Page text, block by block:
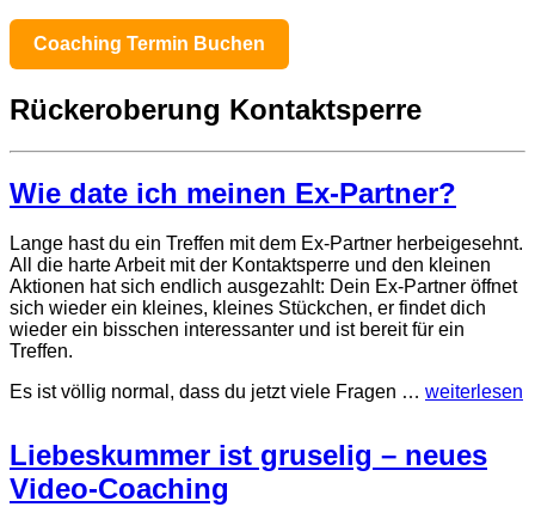
Coaching Termin Buchen
Rückeroberung Kontaktsperre
Wie date ich meinen Ex-Partner?
Lange hast du ein Treffen mit dem Ex-Partner herbeigesehnt.
All die harte Arbeit mit der Kontaktsperre und den kleinen
Aktionen hat sich endlich ausgezahlt: Dein Ex-Partner öffnet
sich wieder ein kleines, kleines Stückchen, er findet dich
wieder ein bisschen interessanter und ist bereit für ein
Treffen.
Es ist völlig normal, dass du jetzt viele Fragen … weiterlesen
Liebeskummer ist gruselig – neues
Video-Coaching